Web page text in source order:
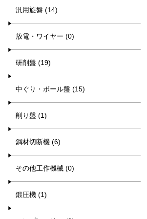
汎用旋盤 (14)
放電・ワイヤー (0)
研削盤 (19)
中ぐり・ボール盤 (15)
削り盤 (1)
鋼材切断機 (6)
その他工作機械 (0)
鍛圧機 (1)